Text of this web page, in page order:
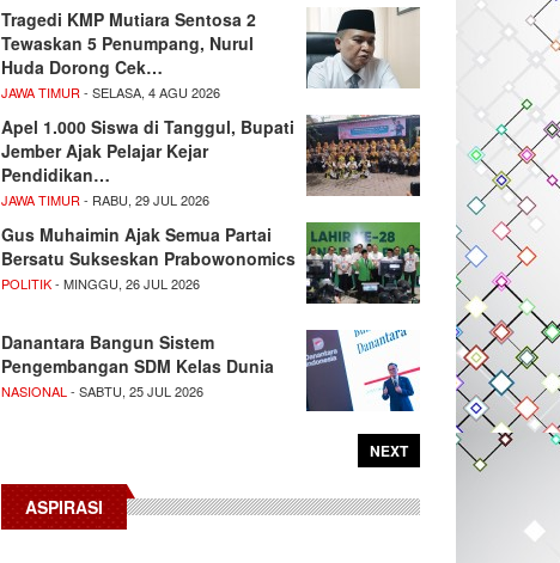
Tragedi KMP Mutiara Sentosa 2
Tewaskan 5 Penumpang, Nurul
Huda Dorong Cek…
JAWA TIMUR - SELASA, 4 AGU 2026
Apel 1.000 Siswa di Tanggul, Bupati
Jember Ajak Pelajar Kejar
Pendidikan…
JAWA TIMUR - RABU, 29 JUL 2026
Gus Muhaimin Ajak Semua Partai
Bersatu Sukseskan Prabowonomics
POLITIK- MINGGU, 26 JUL 2026
Danantara Bangun Sistem
Pengembangan SDM Kelas Dunia
NASIONAL - SABTU, 25 JUL 2026
NEXT
ASPIRASI